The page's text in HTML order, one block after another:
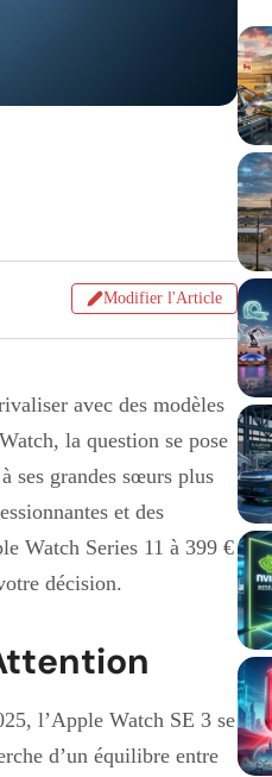
Modifier l'Article
avec des modèles
la question se pose
ses grandes sœurs plus
et des
Watch Series 11 à 399 €
décision.
l’Apple Watch SE 3 se
d’un équilibre entre